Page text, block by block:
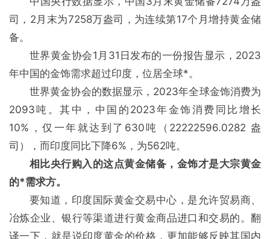
司，2月末为7258万盎司，为连续第17个月增持黄金储
备。
世界黄金协会1月31日发布的一份报告显示，2023
年中国的金饰需求超过印度，位居全球*。
世界黄金协会的数据显示，2023年全球金饰消费为
2093吨。其中，中国的2023年金饰消费同比增长
10%，仅一年就达到了630吨（22222596.0282 盎
司），而印度同比下降6%，为562吨。
相比央行购入的这点黄金储备，金饰才是大宗黄金
的*需求方。
要知道，印度国际黄金交易中心，是允许贸易商、
冶炼企业、银行等渠道进行黄金商品进口和交易的。翻
译一下，就是说印度黄金的价格，更加能够反映其国内